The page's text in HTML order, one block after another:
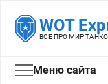
WOT
ВСЁ ПРО МИР
Меню сайта